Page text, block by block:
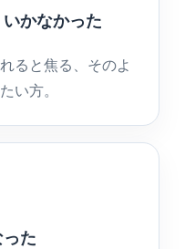
かなかった
ると焦る、そのよ
い方。
た